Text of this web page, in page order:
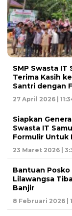
SMP Swasta IT
Terima Kasih
Santri dengan
27 April 2026 |
Siapkan
Swasta IT
Formulir Untuk
23 Maret 2026 |
Bantuan Posko
Lilawangsa
Banjir
8 Februari 2026 |